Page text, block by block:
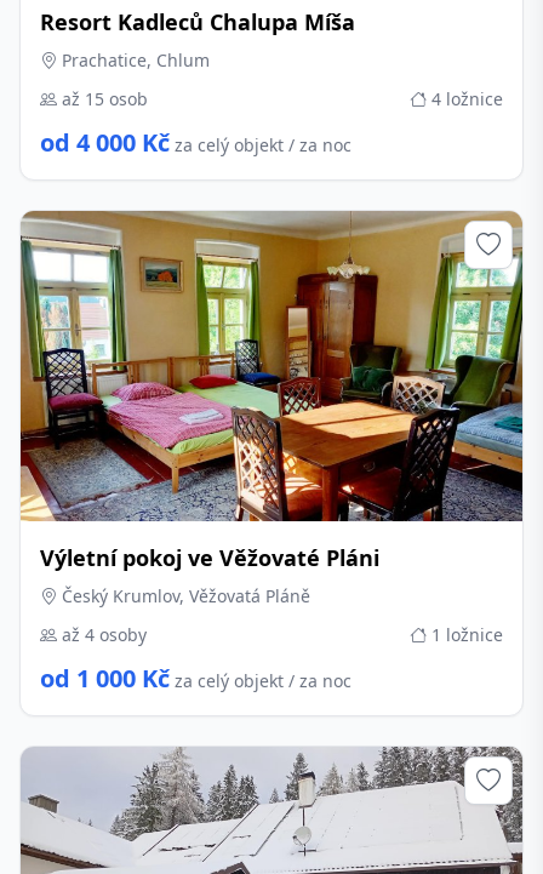
Resort Kadleců Chalupa Míša
Prachatice, Chlum
až 15 osob
4 ložnice
od 4 000 Kč za celý objekt / za noc
Výletní pokoj ve Věžovaté Pláni
Český Krumlov, Věžovatá Pláně
až 4 osoby
1 ložnice
od 1 000 Kč za celý objekt / za noc